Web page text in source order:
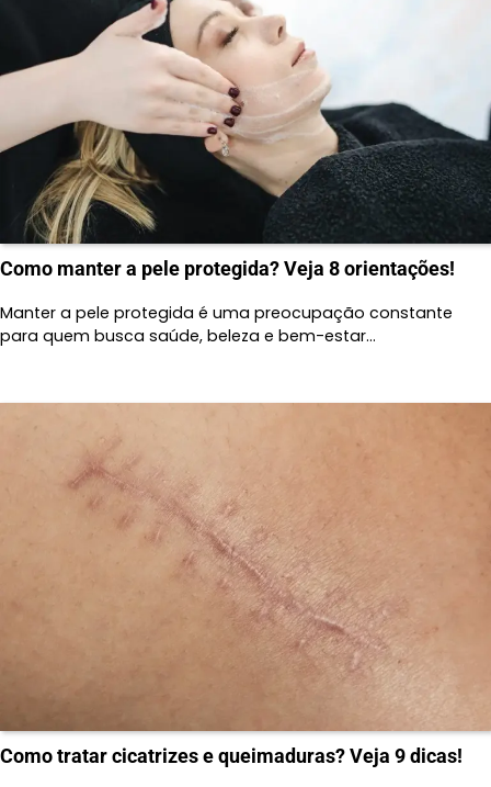
Como manter a pele protegida? Veja 8 orientações!
Manter a pele protegida é uma preocupação constante
para quem busca saúde, beleza e bem-estar…
Como tratar cicatrizes e queimaduras? Veja 9 dicas!